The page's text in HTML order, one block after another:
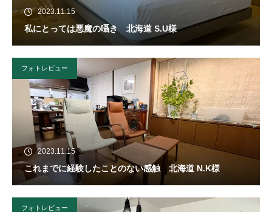
2023.11.15
私にとっては悪魔の囁き 北海道 S.U様
フォトレビュー
2023.11.15
これまでに経験したことのない感触 北海道 N.K様
フォトレビュー